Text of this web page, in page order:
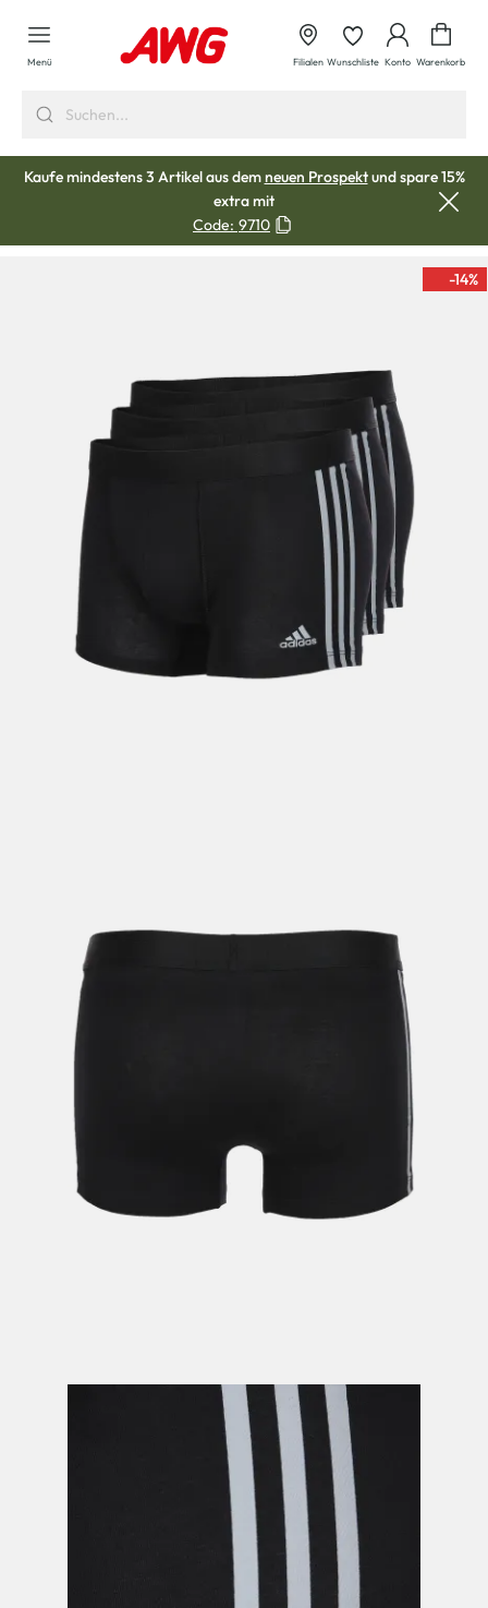
springen
Menü Filialen Wunschliste Konto Warenkorb
Kaufe mindestens 3 Artikel aus demneuen Prospektund spare 15%
extra mit
Code: 9710
-14%